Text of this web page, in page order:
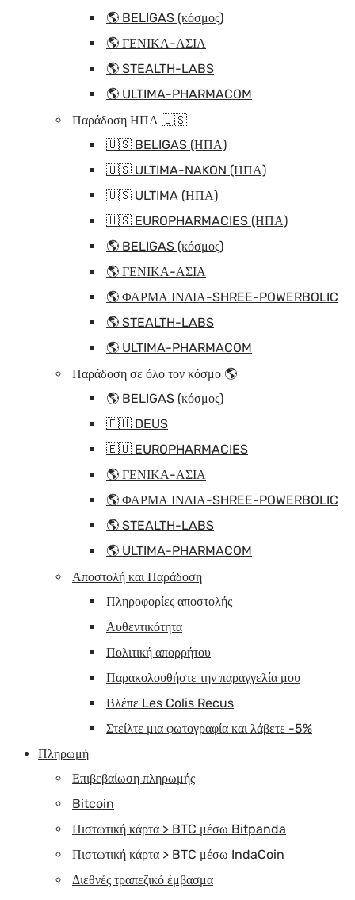
🌎 BELIGAS (κόσμος)
🌎 ΓΕΝΙΚΑ-ΑΣΙΑ
🌎 STEALTH-LABS
🌎 ULTIMA-PHARMACOM
Παράδοση ΗΠΑ 🇺🇸
🇺🇸 BELIGAS (ΗΠΑ)
🇺🇸 ULTIMA-NAKON (ΗΠΑ)
🇺🇸 ULTIMA (ΗΠΑ)
🇺🇸 EUROPHARMACIES (ΗΠΑ)
🌎 BELIGAS (κόσμος)
🌎 ΓΕΝΙΚΑ-ΑΣΙΑ
🌎 ΦΑΡΜΑ ΙΝΔΙΑ-SHREE-POWERBOLIC
🌎 STEALTH-LABS
🌎 ULTIMA-PHARMACOM
Παράδοση σε όλο τον κόσμο 🌎
🌎 BELIGAS (κόσμος)
🇪🇺 DEUS
🇪🇺 EUROPHARMACIES
🌎 ΓΕΝΙΚΑ-ΑΣΙΑ
🌎 ΦΑΡΜΑ ΙΝΔΙΑ-SHREE-POWERBOLIC
🌎 STEALTH-LABS
🌎 ULTIMA-PHARMACOM
Αποστολή και Παράδοση
Πληροφορίες αποστολής
Αυθεντικότητα
Πολιτική απορρήτου
Παρακολουθήστε την παραγγελία μου
Βλέπε Les Colis Recus
Στείλτε μια φωτογραφία και λάβετε -5%
Πληρωμή
Επιβεβαίωση πληρωμής
Bitcoin
Πιστωτική κάρτα > BTC μέσω Bitpanda
Πιστωτική κάρτα > BTC μέσω IndaCoin
Διεθνές τραπεζικό έμβασμα